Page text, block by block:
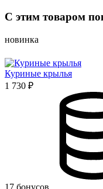
Отзыв*
Даю
согласие на
соглашаюсь с
согласие на
рекламных и
Оставить
С этим товаром
новинка
Куриные крылья
1 730 ₽
17 бонусов